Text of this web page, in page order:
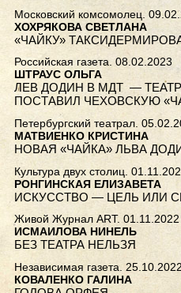
Mосковский комсомолец.
ХОХРЯКОВА СВЕТЛАНА
«ЧАЙКУ»
Российская газета. 08.02.2023
ШТРАУС ОЛЬГА
ЛЕВ ДОДИН В МДТ —
ПОСТАВИЛ ЧЕХОВСКУЮ
Петербургский театрал.
МАТВИЕНКО КРИСТИНА
НОВАЯ «ЧАЙКА» ЛЬВА
Культура двух столиц.
РОНГИНСКАЯ ЕЛИЗАВЕТА
ИСКУССТВО — ЦЕЛЬ ИЛИ
Живой Журнал ART. 01.11.2022
ИСМАИЛОВА НИНЕЛЬ
БЕЗ ТЕАТРА НЕЛЬЗЯ
Независимая газета. 25.10.2022
КОВАЛЕНКО ГАЛИНА